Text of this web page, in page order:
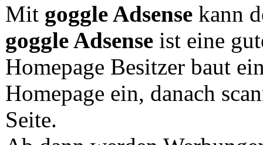
Mit goggle Adsensekann
goggle Adsenseist eine
Homepage Besitzer baut
Homepage ein, danach
Seite.